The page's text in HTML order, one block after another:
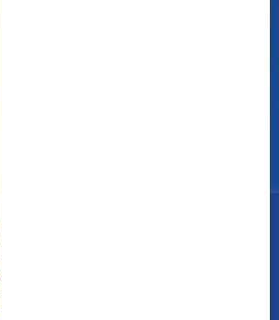
navigation sur ce site, vous acceptez
à des fins de statistiques. Si vous
êtes d'accord avec l'utilisation de
"Paramétrer" pour choisir les